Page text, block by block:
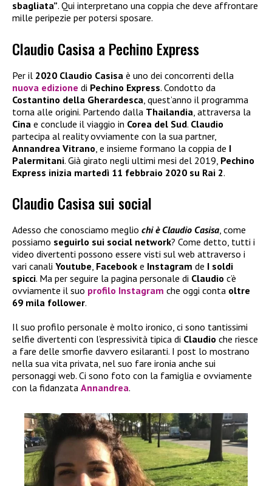
sbagliata”. Qui interpretano una coppia che deve affrontare
mille peripezie per potersi sposare.
Claudio Casisa a Pechino Express
Per il 2020 Claudio Casisa è uno dei concorrenti della
nuova edizione di Pechino Express. Condotto da
Costantino della Gherardesca , quest’anno il programma
torna alle origini. Partendo dalla Thailandia , attraversa la
Cina e conclude il viaggio in Corea del Sud. Claudio
partecipa al reality ovviamente con la sua partner,
Annandrea Vitrano , e insieme formano la coppia de I
Palermitani. Già girato negli ultimi mesi del 2019, Pechino
Express inizia martedì 11 febbraio 2020 su Rai 2.
Claudio Casisa sui social
Adesso che conosciamo meglio chi è Claudio Casisa , come
possiamo seguirlo sui social network? Come detto, tutti i
video divertenti possono essere visti sul web attraverso i
vari canali Youtube Facebook e Instagram de I soldi
spicci. Ma per seguire la pagina personale di Claudio c’è
ovviamente il suo profilo Instagram che oggi conta oltre
69 mila follower.
Il suo profilo personale è molto ironico, ci sono tantissimi
selfie divertenti con l’espressività tipica di Claudio che riesce
a fare delle smorfie davvero esilaranti. I post lo mostrano
nella sua vita privata, nel suo fare ironia anche sui
personaggi web. Ci sono foto con la famiglia e ovviamente
con la fidanzata Annandrea.